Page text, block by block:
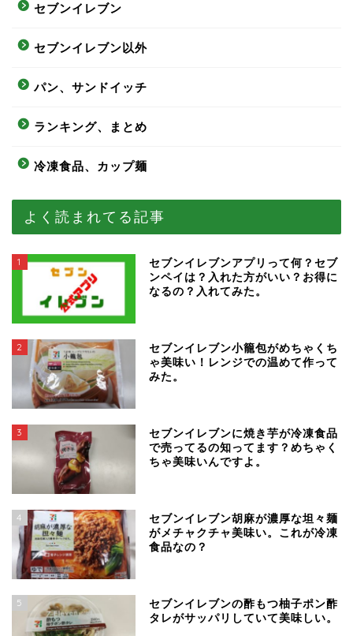
セブンイレブン
セブンイレブン以外
パン、サンドイッチ
ランキング、まとめ
冷凍食品、カップ麺
よく読まれてる記事
1
セブンイレブンアプリって何？セブ
ンペイは？入れた方がいい？お得に
なるの？入れてみた。
2
セブンイレブン小籠包がめちゃくち
ゃ美味い！レンジでの温めて作って
みた。
3
セブンイレブンに焼き芋が冷凍食品
で売ってるの知ってます？めちゃく
ちゃ美味いんですよ。
4
セブンイレブン胡麻が濃厚な坦々麺
がメチャクチャ美味い。これが冷凍
食品なの？
5
セブンイレブンの酢もつ柚子ポン酢
タレがサッパリしていて美味しい。